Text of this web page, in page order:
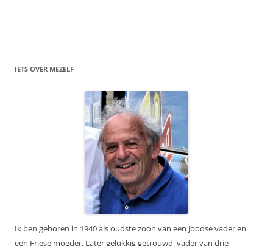
IETS OVER MEZELF
Ik ben geboren in 1940 als oudste zoon van een Joodse vader en
een Friese moeder. Later gelukkig getrouwd, vader van drie